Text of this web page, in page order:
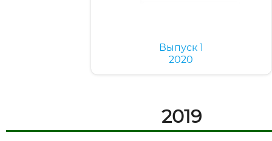
Выпуск 1
2020
2019